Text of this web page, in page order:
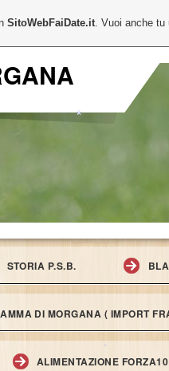
STORIA P.S.B.
DI MORGANA ( IMPORT
ALIMENTAZIONE FORZA10
SitoWebFaiDate.it. Vuoi anche tu
*